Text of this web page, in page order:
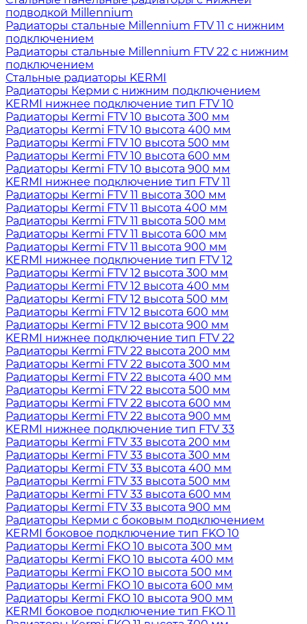
подводкой Millennium
Радиаторы стальные Millennium FTV 11 с нижним
подключением
Радиаторы стальные Millennium FTV 22 с нижним
подключением
Стальные радиаторы KERMI
Радиаторы Керми с нижним подключением
KERMI нижнее подключение тип FTV 10
Радиаторы Kermi FTV 10 высота 300 мм
Радиаторы Kermi FTV 10 высота 400 мм
Радиаторы Kermi FTV 10 высота 500 мм
Радиаторы Kermi FTV 10 высота 600 мм
Радиаторы Kermi FTV 10 высота 900 мм
KERMI нижнее подключение тип FTV 11
Радиаторы Kermi FTV 11 высота 300 мм
Радиаторы Kermi FTV 11 высота 400 мм
Радиаторы Kermi FTV 11 высота 500 мм
Радиаторы Kermi FTV 11 высота 600 мм
Радиаторы Kermi FTV 11 высота 900 мм
KERMI нижнее подключение тип FTV 12
Радиаторы Kermi FTV 12 высота 300 мм
Радиаторы Kermi FTV 12 высота 400 мм
Радиаторы Kermi FTV 12 высота 500 мм
Радиаторы Kermi FTV 12 высота 600 мм
Радиаторы Kermi FTV 12 высота 900 мм
KERMI нижнее подключение тип FTV 22
Радиаторы Kermi FTV 22 высота 200 мм
Радиаторы Kermi FTV 22 высота 300 мм
Радиаторы Kermi FTV 22 высота 400 мм
Радиаторы Kermi FTV 22 высота 500 мм
Радиаторы Kermi FTV 22 высота 600 мм
Радиаторы Kermi FTV 22 высота 900 мм
KERMI нижнее подключение тип FTV 33
Радиаторы Kermi FTV 33 высота 200 мм
Радиаторы Kermi FTV 33 высота 300 мм
Радиаторы Kermi FTV 33 высота 400 мм
Радиаторы Kermi FTV 33 высота 500 мм
Радиаторы Kermi FTV 33 высота 600 мм
Радиаторы Kermi FTV 33 высота 900 мм
Радиаторы Керми с боковым подключением
KERMI боковое подключение тип FKO 10
Радиаторы Kermi FKO 10 высота 300 мм
Радиаторы Kermi FKO 10 высота 400 мм
Радиаторы Kermi FKO 10 высота 500 мм
Радиаторы Kermi FKO 10 высота 600 мм
Радиаторы Kermi FKO 10 высота 900 мм
KERMI боковое подключение тип FKO 11